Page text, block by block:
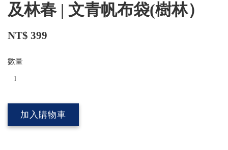
及林春 | 文青帆布袋(樹林）
NT$ 399
數量
加入購物車